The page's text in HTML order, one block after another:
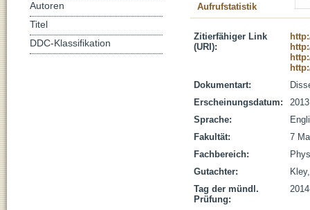
Aufrufstatistik
Zitierfähiger Link
(URI):
Dokumentart:
Erscheinungsdatum:
2013
Sprache:
Fakultät:
7
Fachbereich:
Gutachter:
Tag der mündl.
Prüfung:
Autoren
Titel
DDC-Klassifikation